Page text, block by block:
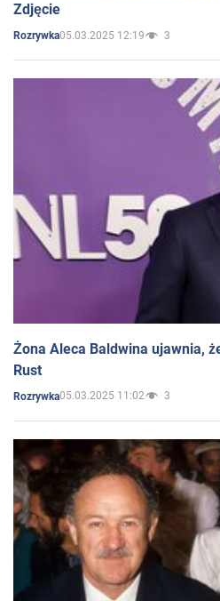
Zdjęcie
Rozrywka05.03.2025 12:19 3
Żona Aleca Baldwina ujawnia,
Rust
Rozrywka05.03.2025 11:02 3